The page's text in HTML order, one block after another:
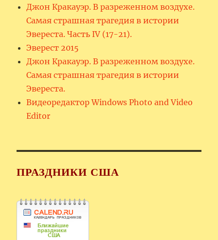
Джон Кракауэр. В разреженном воздухе.
Самая страшная трагедия в истории
Эвереста. Часть IV (17-21).
Эверест 2015
Джон Кракауэр. В разреженном воздухе.
Самая страшная трагедия в истории
Эвереста.
Видеоредактор Windows Photo and Video
Editor
ПРАЗДНИКИ США